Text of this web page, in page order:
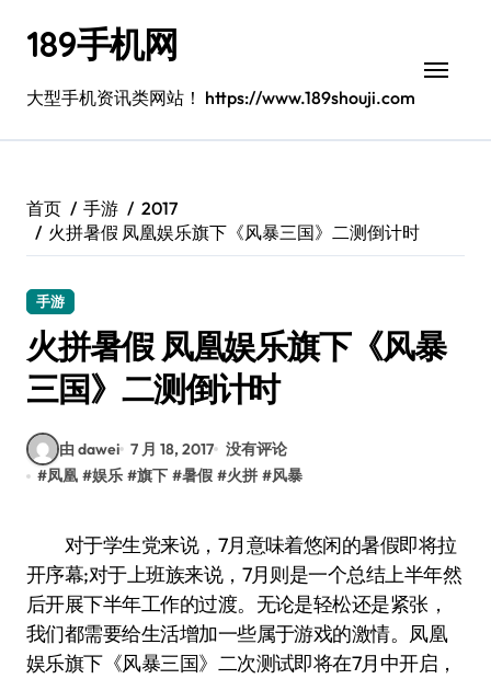
189手机网
大型手机资讯类网站！ https://www.189shouji.com
首页 手游
2017
火拼暑假 凤凰娱乐旗下《风暴三国》二测倒计时
手游
火拼暑假 凤凰娱乐旗下《风暴
三国》二测倒计时
由 dawei 7 月 18, 2017 没有评论
#凤凰 #娱乐 #旗下 #暑假 #火拼 #风暴
对于学生党来说，7月意味着悠闲的暑假即将拉
开序幕;对于上班族来说，7月则是一个总结上半年然
后开展下半年工作的过渡。无论是轻松还是紧张，
我们都需要给生活增加一些属于游戏的激情。凤凰
娱乐旗下《风暴三国》二次测试即将在7月中开启，